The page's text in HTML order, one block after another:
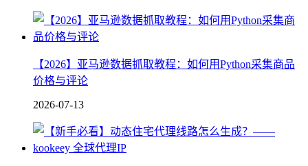
【2026】亚马逊数据抓取教程：如何用Python采集商品
价格与评论
2026-07-13